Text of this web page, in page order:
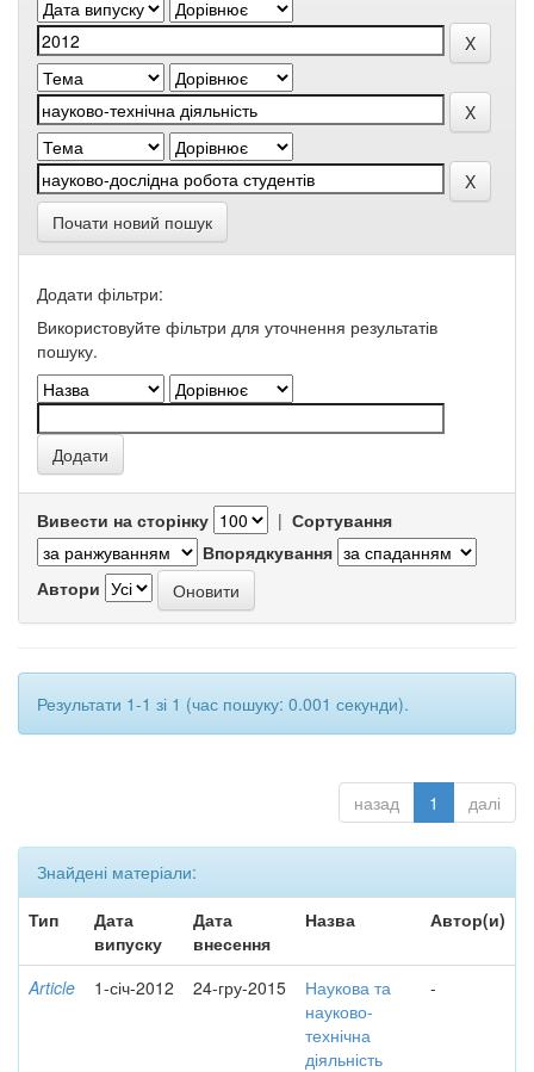
Почати новий пошук
Додати фільтри:
Використовуйте фільтри для уточнення результатів
пошуку.
Вивести на сторінку | Сортування
Впорядкування
Автори
Результати 1-1 зі 1 (час пошуку: 0.001 секунди).
назад 1 далі
Знайдені матеріали:
Тип
Дата
випуску
Дата
внесення
Назва Автор(и)
Article 1-січ-2012 24-гру-2015
Наукова та
науково-
технічна
діяльність
-